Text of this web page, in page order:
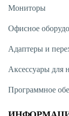
Мониторы
Офисное
Адаптеры и
Аксессуары для
Программное